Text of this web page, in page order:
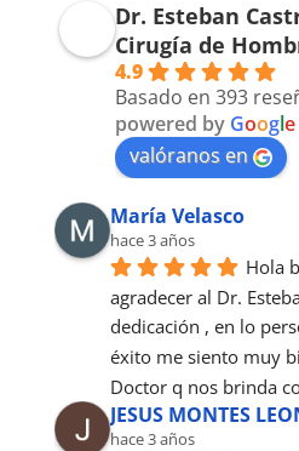
Dr. Esteban
Cirugía de
4.9
Basado en 393
powered by Google
valóranos en
María Velasco
hace 3 años
Hola
agradecer al Dr.
dedicación , en lo
éxito me siento muy
Doctor q nos brinda
JESUS MONTES
hace 3 años